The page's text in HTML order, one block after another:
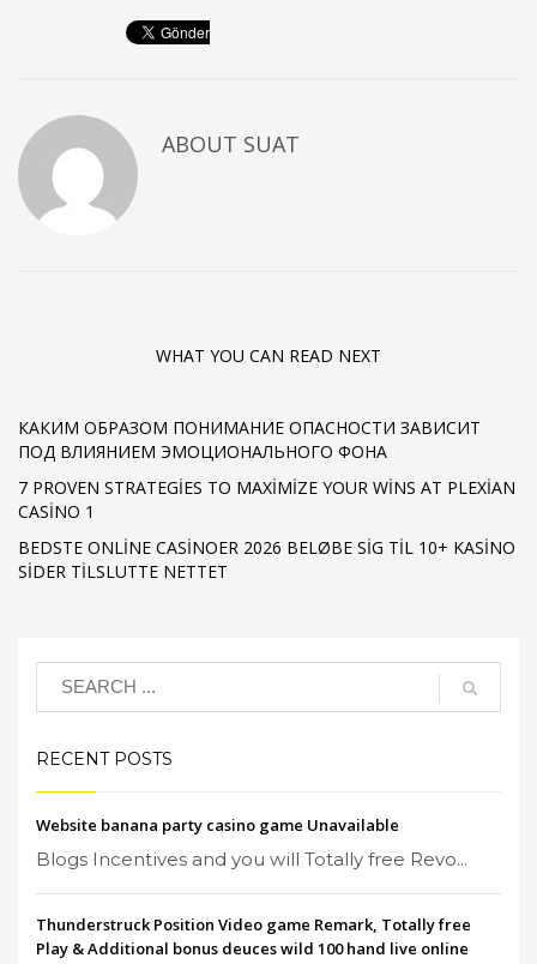
ABOUT SUAT
WHAT YOU CAN READ NEXT
КАКИМ ОБРАЗОМ ПОНИМАНИЕ ОПАСНОСТИ ЗАВИСИТ
ПОД ВЛИЯНИЕМ ЭМОЦИОНАЛЬНОГО ФОНА
7 PROVEN STRATEGIES TO MAXIMIZE YOUR WINS AT PLEXIAN
CASINO 1
BEDSTE ONLINE CASINOER 2026 BELØBE SIG TIL 10+ KASINO
SIDER TILSLUTTE NETTET
RECENT POSTS
Website banana party casino game Unavailable
Blogs Incentives and you will Totally free Revo...
Thunderstruck Position Video game Remark, Totally free
Play & Additional bonus deuces wild 100 hand live online